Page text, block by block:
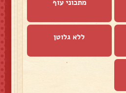
מתכוני עוף
ללא גלוטן